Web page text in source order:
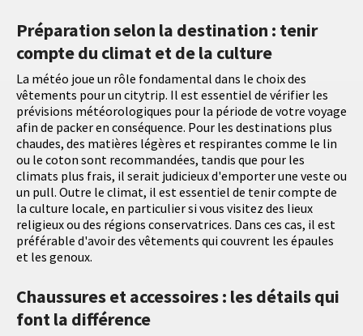
Préparation selon la destination : tenir
compte du climat et de la culture
La météo joue un rôle fondamental dans le choix des
vêtements pour un citytrip. Il est essentiel de vérifier les
prévisions météorologiques pour la période de votre voyage
afin de packer en conséquence. Pour les destinations plus
chaudes, des matières légères et respirantes comme le lin
ou le coton sont recommandées, tandis que pour les
climats plus frais, il serait judicieux d'emporter une veste ou
un pull. Outre le climat, il est essentiel de tenir compte de
la culture locale, en particulier si vous visitez des lieux
religieux ou des régions conservatrices. Dans ces cas, il est
préférable d'avoir des vêtements qui couvrent les épaules
et les genoux.
Chaussures et accessoires : les détails qui
font la différence